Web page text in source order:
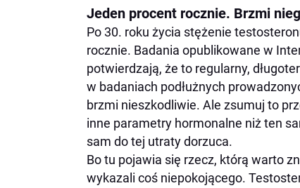
Jeden procent rocznie. Brzmi
Po 30. roku życia stężenie
rocznie. Badania opublikowane w
potwierdzają, że to regularny,
w badaniach podłużnych
brzmi nieszkodliwie. Ale zsumuj to
inne parametry hormonalne niż ten
sam do tej utraty dorzuca.
Bo tu pojawia się rzecz, którą warto
wykazali coś niepokojącego.